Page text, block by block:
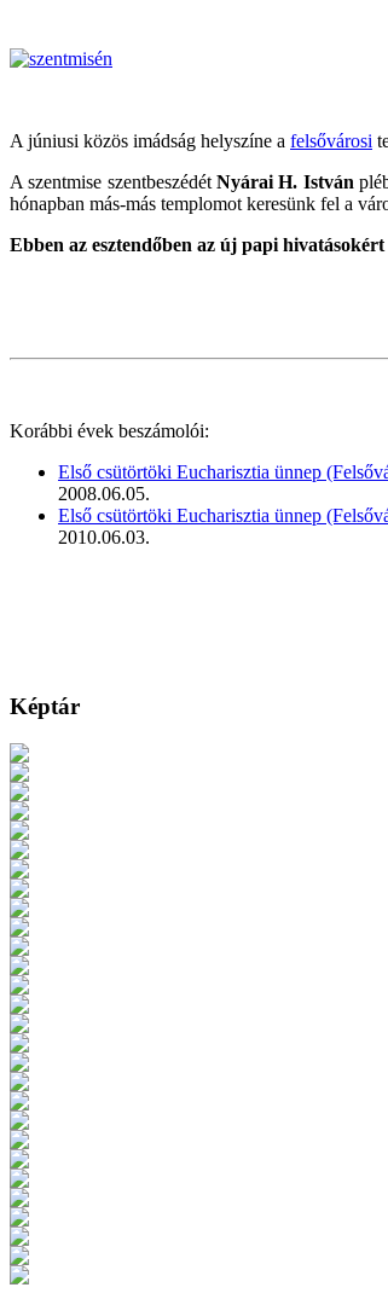
A júniusi közös imádság helyszíne a felsővárosi
A szentmise szentbeszédét Nyárai H. István
hónapban más-más templomot keresünk fel a
Ebben az esztendőben az új papi
Korábbi évek beszámolói:
Első csütörtöki Eucharisztia ünnep
2008.06.05.
Első csütörtöki Eucharisztia ünnep
2010.06.03.
Képtár